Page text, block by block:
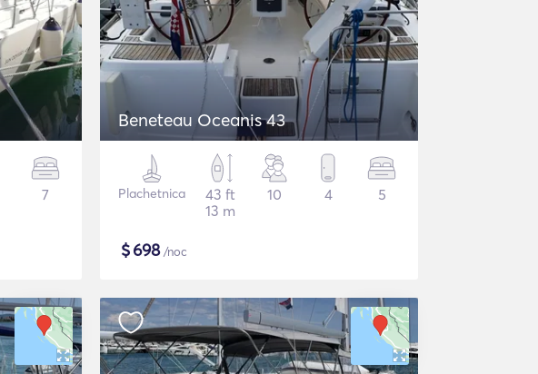
7
Beneteau Oceanis 43
Plachetnica
43 ft
13 m
10 4 5
$698/noc